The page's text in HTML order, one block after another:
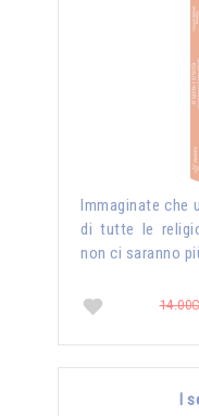
Immaginate che
di tutte le
non ci saranno
I